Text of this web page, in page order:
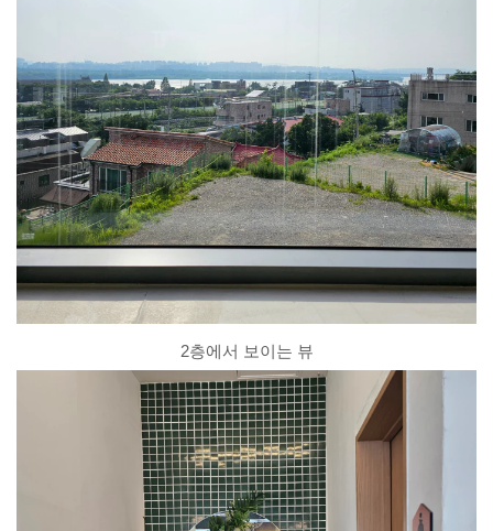
2층에서 보이는 뷰